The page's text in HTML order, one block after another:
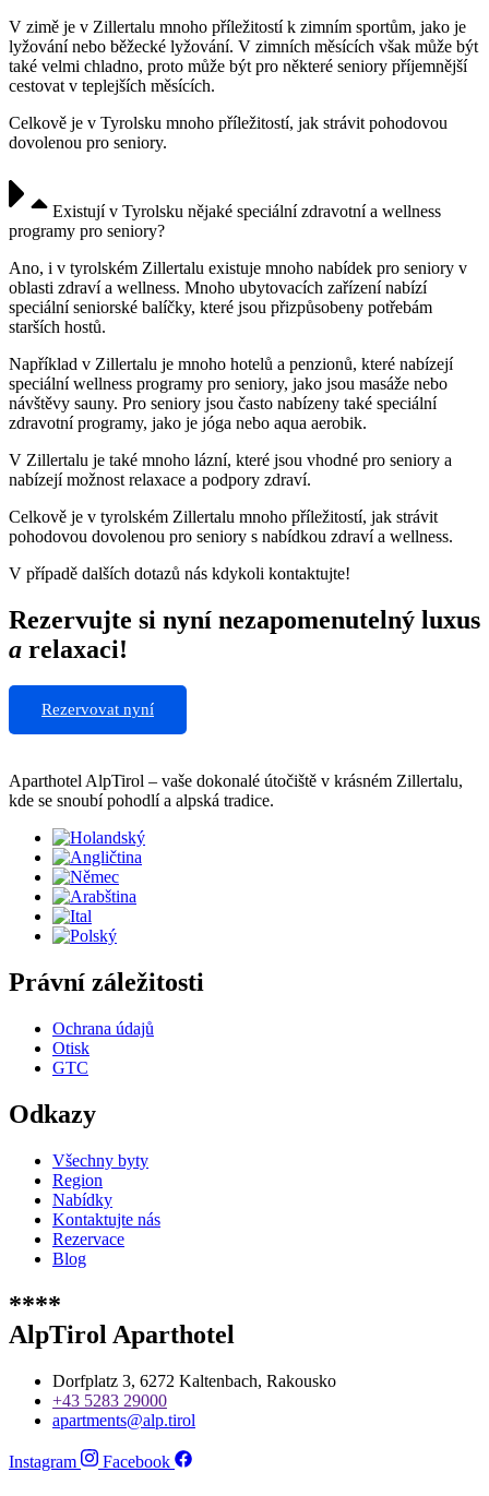
V zimě je v Zillertalu mnoho příležitostí k zimním sportům, jako je
lyžování nebo běžecké lyžování. V zimních měsících však může být
také velmi chladno, proto může být pro některé seniory příjemnější
cestovat v teplejších měsících.
Celkově je v Tyrolsku mnoho příležitostí, jak strávit pohodovou
dovolenou pro seniory.
Existují v Tyrolsku nějaké speciální zdravotní a wellness
programy pro seniory?
Ano, i v tyrolském Zillertalu existuje mnoho nabídek pro seniory v
oblasti zdraví a wellness. Mnoho ubytovacích zařízení nabízí
speciální seniorské balíčky, které jsou přizpůsobeny potřebám
starších hostů.
Například v Zillertalu je mnoho hotelů a penzionů, které nabízejí
speciální wellness programy pro seniory, jako jsou masáže nebo
návštěvy sauny. Pro seniory jsou často nabízeny také speciální
zdravotní programy, jako je jóga nebo aqua aerobik.
V Zillertalu je také mnoho lázní, které jsou vhodné pro seniory a
nabízejí možnost relaxace a podpory zdraví.
Celkově je v tyrolském Zillertalu mnoho příležitostí, jak strávit
pohodovou dovolenou pro seniory s nabídkou zdraví a wellness.
V případě dalších dotazů nás kdykoli kontaktujte!
Rezervujte si nyní nezapomenutelný luxus
a relaxaci!
Rezervovat nyní
Aparthotel AlpTirol – vaše dokonalé útočiště v krásném Zillertalu,
kde se snoubí pohodlí a alpská tradice.
Právní záležitosti
Ochrana údajů
Otisk
GTC
Odkazy
Všechny byty
Region
Nabídky
Kontaktujte nás
Rezervace
Blog
****
AlpTirol Aparthotel
Dorfplatz 3, 6272 Kaltenbach, Rakousko
+43 5283 29000
apartments@alp.tirol
Instagram
Facebook